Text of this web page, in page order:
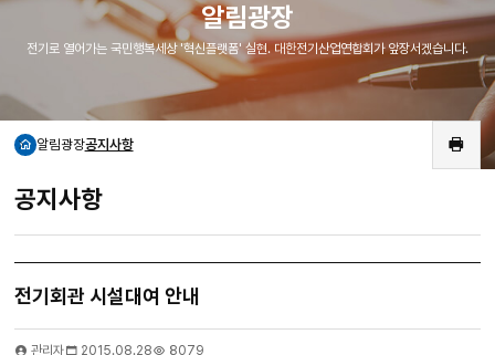
알림광장
전기로 열어가는 국민행복세상 '혁신플랫폼' 실현. 대한전기산업연합회가 앞장서겠습니다.
홈알림광장공지사항
인
쇄
공지사항
전기회관 시설대여 안내
관리자 2015.08.28 8079